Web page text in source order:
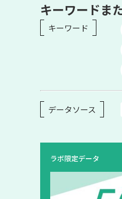
キーワードま
キーワード
データソース
ラボ限定データ